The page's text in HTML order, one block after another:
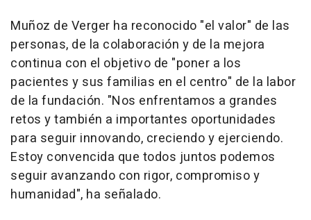
Muñoz de Verger ha reconocido "el valor" de las
personas, de la colaboración y de la mejora
continua con el objetivo de "poner a los
pacientes y sus familias en el centro" de la labor
de la fundación. "Nos enfrentamos a grandes
retos y también a importantes oportunidades
para seguir innovando, creciendo y ejerciendo.
Estoy convencida que todos juntos podemos
seguir avanzando con rigor, compromiso y
humanidad", ha señalado.